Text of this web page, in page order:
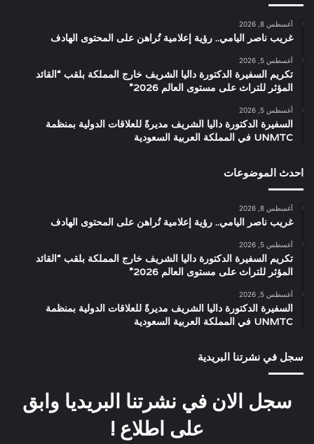
أغسطس 8, 2026
غريب ناصر اليامي.. رؤية إعلامية تُراهن على المحتوى الهادف
أغسطس 5, 2026
تكريم السفيرة الدكتورة داليا الشريف خارج المملكة بلقب “القائد
المؤثر للتراث على مستوى العالم 2026”
أغسطس 5, 2026
السفيرة الدكتورة داليا الشريف مديرةً للعلاقات الدولية بمنظمة
UNMTC في المملكة العربية السعودية
احدث الموضوعات
أغسطس 8, 2026
غريب ناصر اليامي.. رؤية إعلامية تُراهن على المحتوى الهادف
أغسطس 5, 2026
تكريم السفيرة الدكتورة داليا الشريف خارج المملكة بلقب “القائد
المؤثر للتراث على مستوى العالم 2026”
أغسطس 5, 2026
السفيرة الدكتورة داليا الشريف مديرةً للعلاقات الدولية بمنظمة
UNMTC في المملكة العربية السعودية
سجل في نشرتنا البريدية
سجل الان في نشرتنا البريديا وابق
على اطلاع !